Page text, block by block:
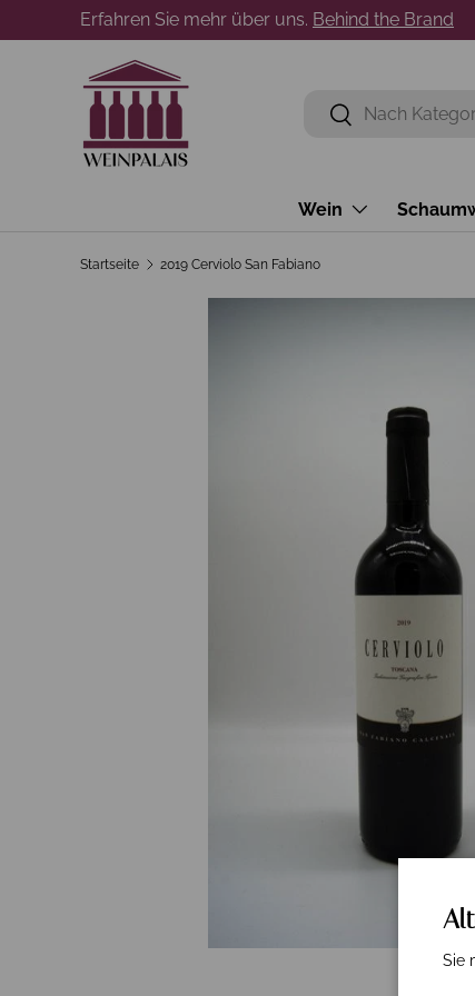
Direkt zum Inhalt
Erfahren Sie mehr über uns. Behind the Brand
Suchen
Suchen
Wein
Startseite 2019 Cerviolo San Fabiano
Sie